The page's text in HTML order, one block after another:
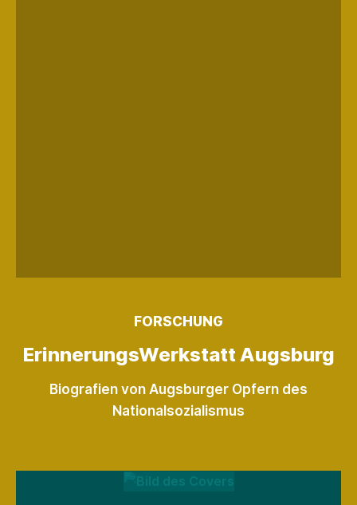
FORSCHUNG
Erinnerungs­Werkstatt Augsburg
Biografien von Augsburger Opfern des
Nationalsozialismus